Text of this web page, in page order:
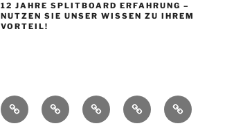
12 JAHRE SPLITBOARD ERFAHRUNG –
NUTZEN SIE UNSER WISSEN ZU IHREM
VORTEIL!
StartseiteShop
Splitboard
Base
Über
uns
Impressum